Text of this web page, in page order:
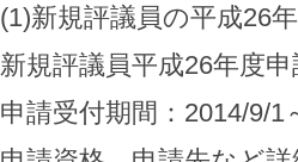
(1)新規評議員の平成26
新規評議員平成26年度
申請受付期間：2014/9/1